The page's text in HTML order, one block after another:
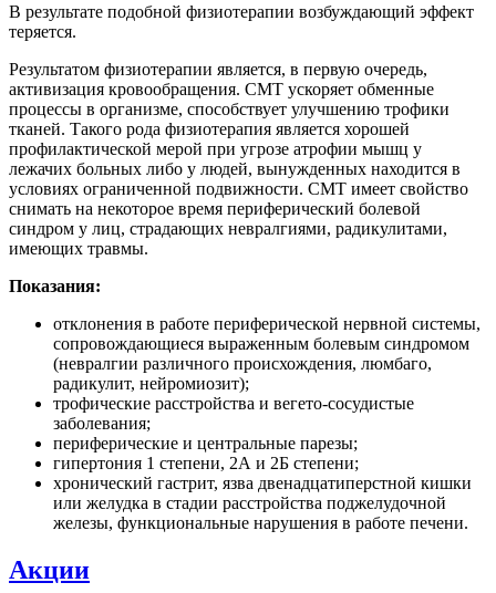
В результате подобной физиотерапии возбуждающий эффект
теряется.
Результатом физиотерапии является, в первую очередь,
активизация кровообращения. СМТ ускоряет обменные
процессы в организме, способствует улучшению трофики
тканей. Такого рода физиотерапия является хорошей
профилактической мерой при угрозе атрофии мышц у
лежачих больных либо у людей, вынужденных находится в
условиях ограниченной подвижности. СМТ имеет свойство
снимать на некоторое время периферический болевой
синдром у лиц, страдающих невралгиями, радикулитами,
имеющих травмы.
Показания:
отклонения в работе периферической нервной системы,
сопровождающиеся выраженным болевым синдромом
(невралгии различного происхождения, люмбаго,
радикулит, нейромиозит);
трофические расстройства и вегето-сосудистые
заболевания;
периферические и центральные парезы;
гипертония 1 степени, 2А и 2Б степени;
хронический гастрит, язва двенадцатиперстной кишки
или желудка в стадии расстройства поджелудочной
железы, функциональные нарушения в работе печени.
Акции